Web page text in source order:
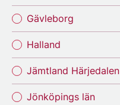
Gävleborg
Halland
Jämtland Härjedalen
Jönköpings län